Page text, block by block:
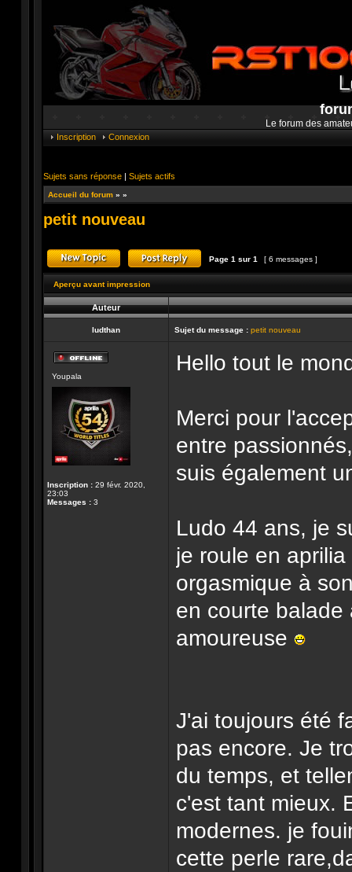
Le forum des
Inscription Connexion
Sujets sans réponse | Sujets actifs
Accueil du forum » »
petit nouveau
Publier un nouveau sujetRépondre au sujet
Page 1 sur 1 [ 6 messages ]
Aperçu avant impression
Auteur
ludthan Sujet du message : petit nouveau
Youpala
Inscription : 29 févr. 2020,
23:03
Messages : 3
Hello tout le
Merci pour
entre
suis également
Ludo 44 ans, je
je roule en
orgasmique à
en courte balade
amoureuse
J'ai toujours été
pas encore. Je
du temps, et
c'est tant mieux.
modernes. je
cette perle